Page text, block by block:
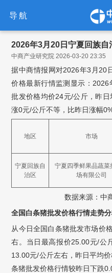
导航
2026年3月20日宁夏回族
中商产业研究院 2026-03-20 23:35
据中商情报网对2026年3月20
价格最新行情监测显示：
批发价格均价24元/公斤，昨
涨0元/公斤不等，比昨日涨幅0%
地区 市场
宁夏回族自
治区
宁夏四季鲜果品蔬菜
场有限公司
数据来源：中
全国白条猪批发价格行情走势
从今日全国白条猪批发市场价
右。当日最高报价25.00元/公
13.00元/公斤左右，昨日平均
条猪批发价格行情较昨日下跌